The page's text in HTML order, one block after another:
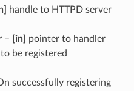
handle to HTTPD server
– [in]
pointer to handler
be registered
successfully registering